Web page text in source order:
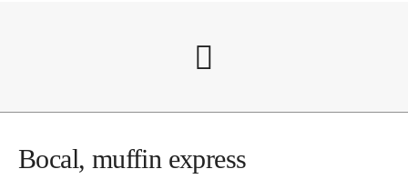
Bocal, muffin express